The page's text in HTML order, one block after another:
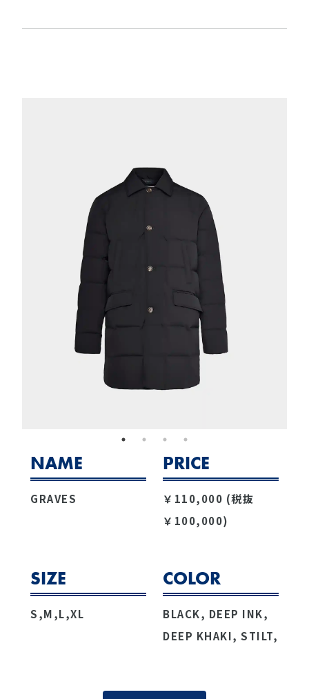
NAME
GRAVES
PRICE
￥110,000 (税抜
￥100,000)
SIZE
S,M,L,XL
COLOR
BLACK, DEEP INK,
DEEP KHAKI, STILT,